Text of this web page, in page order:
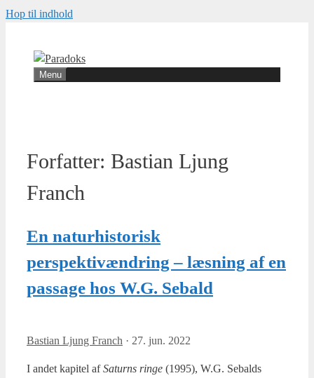
Hop til indhold
Menu
Forfatter: Bastian Ljung
Franch
En naturhistorisk
perspektivændring – læsning af en
passage hos W.G. Sebald
Bastian Ljung Franch · 27. jun. 2022
I andet kapi­tel afSaturns rin­ge (1995), W.G. Sebalds